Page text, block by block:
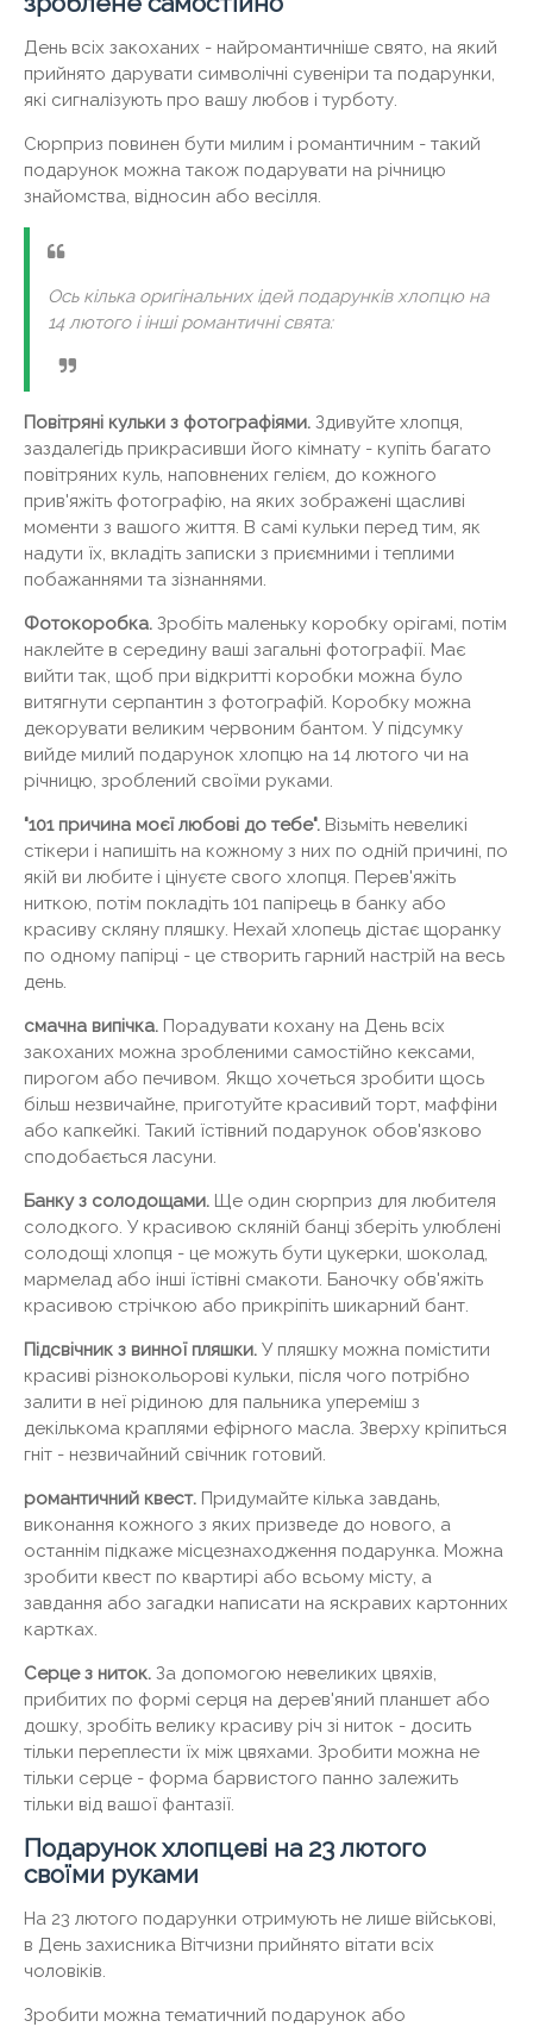
День всіх закоханих - найромантичніше свято, на який
прийнято дарувати символічні сувеніри та подарунки,
які сигналізують про вашу любов і турботу.
Сюрприз повинен бути милим і романтичним - такий
подарунок можна також подарувати на річницю
знайомства, відносин або весілля.
Ось кілька оригінальних ідей подарунків хлопцю на
14 лютого і інші романтичні свята:
Повітряні кульки з фотографіями. Здивуйте хлопця,
заздалегідь прикрасивши його кімнату - купіть багато
повітряних куль, наповнених гелієм, до кожного
прив'яжіть фотографію, на яких зображені щасливі
моменти з вашого життя. В самі кульки перед тим, як
надути їх, вкладіть записки з приємними і теплими
побажаннями та зізнаннями.
Фотокоробка. Зробіть маленьку коробку орігамі, потім
наклейте в середину ваші загальні фотографії. Має
вийти так, щоб при відкритті коробки можна було
витягнути серпантин з фотографій. Коробку можна
декорувати великим червоним бантом. У підсумку
вийде милий подарунок хлопцю на 14 лютого чи на
річницю, зроблений своїми руками.
"101 причина моєї любові до тебе". Візьміть невеликі
стікери і напишіть на кожному з них по одній причині, по
якій ви любите і цінуєте свого хлопця. Перев'яжіть
ниткою, потім покладіть 101 папірець в банку або
красиву скляну пляшку. Нехай хлопець дістає щоранку
по одному папірці - це створить гарний настрій на весь
день.
смачна випічка. Порадувати кохану на День всіх
закоханих можна зробленими самостійно кексами,
пирогом або печивом. Якщо хочеться зробити щось
більш незвичайне, приготуйте красивий торт, маффіни
або капкейкі. Такий їстівний подарунок обов'язково
сподобається ласуни.
Банку з солодощами. Ще один сюрприз для любителя
солодкого. У красивою скляній банці зберіть улюблені
солодощі хлопця - це можуть бути цукерки, шоколад,
мармелад або інші їстівні смакоти. Баночку обв'яжіть
красивою стрічкою або прикріпіть шикарний бант.
Підсвічник з винної пляшки. У пляшку можна помістити
красиві різнокольорові кульки, після чого потрібно
залити в неї рідиною для пальника упереміш з
декількома краплями ефірного масла. Зверху кріпиться
гніт - незвичайний свічник готовий.
романтичний квест. Придумайте кілька завдань,
виконання кожного з яких призведе до нового, а
останнім підкаже місцезнаходження подарунка. Можна
зробити квест по квартирі або всьому місту, а
завдання або загадки написати на яскравих картонних
картках.
Серце з ниток. За допомогою невеликих цвяхів,
прибитих по формі серця на дерев'яний планшет або
дошку, зробіть велику красиву річ зі ниток - досить
тільки переплести їх між цвяхами. Зробити можна не
тільки серце - форма барвистого панно залежить
тільки від вашої фантазії.
Подарунок хлопцеві на 23 лютого
своїми руками
На 23 лютого подарунки отримують не лише військові,
в День захисника Вітчизни прийнято вітати всіх
чоловіків.
Зробити можна тематичний подарунок або